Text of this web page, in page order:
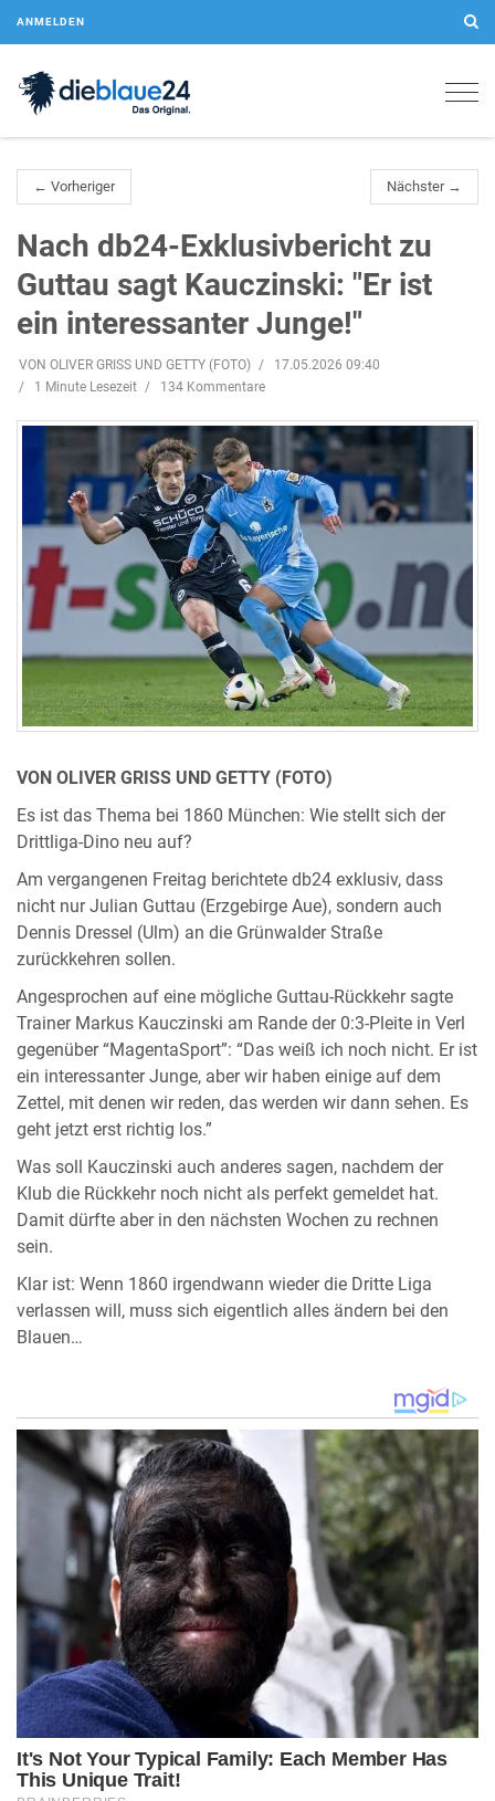
ANMELDEN
← Vorheriger Nächster →
Nach db24-Exklusivbericht zu
Guttau sagt Kauczinski: "Er ist
ein interessanter Junge!"
VON OLIVER GRISS UND GETTY (FOTO)
17.05.2026 09:40
1 Minute Lesezeit
134 Kommentare
VON OLIVER GRISS UND GETTY (FOTO)
Es ist das Thema bei 1860 München: Wie stellt sich der
Drittliga-Dino neu auf?
Am vergangenen Freitag berichtete db24 exklusiv, dass
nicht nur Julian Guttau (Erzgebirge Aue), sondern auch
Dennis Dressel (Ulm) an die Grünwalder Straße
zurückkehren sollen.
Angesprochen auf eine mögliche Guttau-Rückkehr sagte
Trainer Markus Kauczinski am Rande der 0:3-Pleite in Verl
gegenüber “MagentaSport”: “Das weiß ich noch nicht. Er ist
ein interessanter Junge, aber wir haben einige auf dem
Zettel, mit denen wir reden, das werden wir dann sehen. Es
geht jetzt erst richtig los.”
Was soll Kauczinski auch anderes sagen, nachdem der
Klub die Rückkehr noch nicht als perfekt gemeldet hat.
Damit dürfte aber in den nächsten Wochen zu rechnen
sein.
Klar ist: Wenn 1860 irgendwann wieder die Dritte Liga
verlassen will, muss sich eigentlich alles ändern bei den
Blauen…